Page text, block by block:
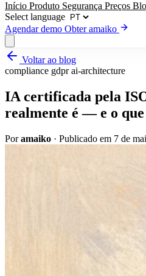
Início Produto Segurança Preços
Select language
Agendar demo Obter amaiko
Obter amaiko Agendar demo
Voltar ao blog
compliance gdprai-architecture
IA certificada pela
realmente é — e o
Poramaiko · Publicado em 7 de